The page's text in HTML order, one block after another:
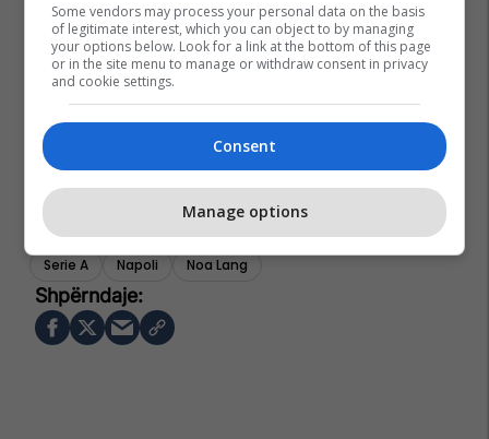
Serie A Napoli Noa Lang
Some vendors may process your personal data on the basis
of legitimate interest, which you can object to by managing
your options below. Look for a link at the bottom of this page
or in the site menu to manage or withdraw consent in privacy
and cookie settings.
Consent
Manage options